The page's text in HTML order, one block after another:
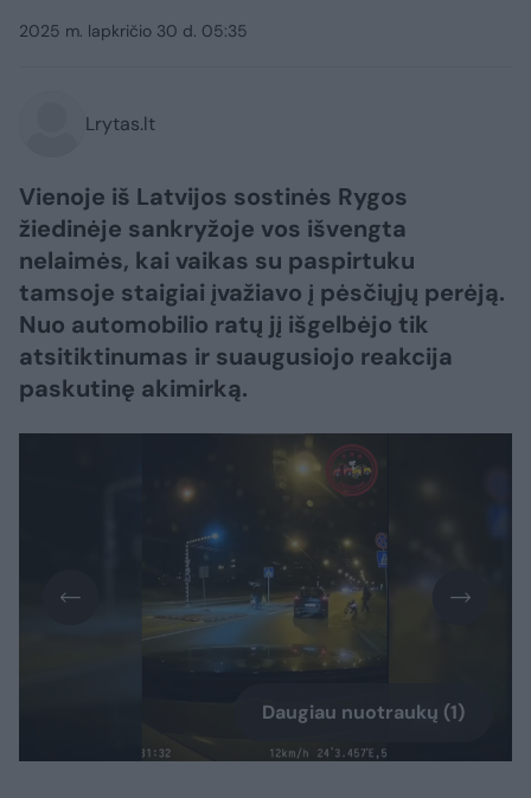
2025 m. lapkričio 30 d. 05:35
Lrytas.lt
Vienoje iš Latvijos sostinės Rygos
žiedinėje sankryžoje vos išvengta
nelaimės, kai vaikas su paspirtuku
tamsoje staigiai įvažiavo į pėsčiųjų perėją.
Nuo automobilio ratų jį išgelbėjo tik
atsitiktinumas ir suaugusiojo reakcija
paskutinę akimirką.
Daugiau nuotraukų (1)